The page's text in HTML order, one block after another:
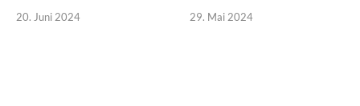
20. Juni 2024 29. Mai 2024